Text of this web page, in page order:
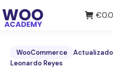
€
WooCommerce
Leonardo Reyes